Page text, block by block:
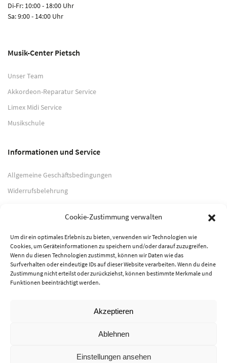
Cookie-Zustimmung verwalten
Um dir ein optimales Erlebnis zu bieten, verwenden wir Technologien wie
Cookies, um Geräteinformationen zu speichern und/oder darauf zuzugreifen.
Wenn du diesen Technologien zustimmst, können wir Daten wie das
Surfverhalten oder eindeutige IDs auf dieser Website verarbeiten. Wenn du deine
Zustimmung nicht erteilst oder zurückziehst, können bestimmte Merkmale und
Funktionen beeinträchtigt werden.
Akzeptieren
Ablehnen
Einstellungen ansehen
Di-Fr: 10:00 - 18:00 Uhr
Sa: 9:00 - 14:00 Uhr
Musik-Center Pietsch
Unser Team
Akkordeon-Reparatur Service
Limex Midi Service
Musikschule
Informationen und Service
Allgemeine Geschäftsbedingungen
Widerrufsbelehrung
Datenschutzerklärung
Zahlungsarten
PayPal